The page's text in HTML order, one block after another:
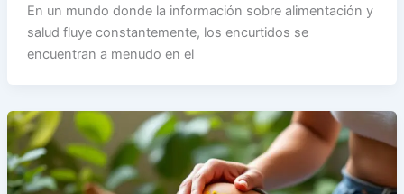
En un mundo donde la información sobre alimentación y
salud fluye constantemente, los encurtidos se
encuentran a menudo en el